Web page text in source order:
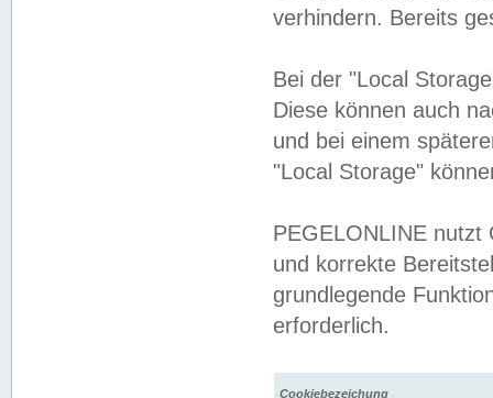
verhindern. Bereits
Bei der "Local
Diese können auch
und bei einem
"Local Storage"
PEGELONLINE nutzt
und korrekte
grundlegende
erforderlich.
Cookiebezeichung